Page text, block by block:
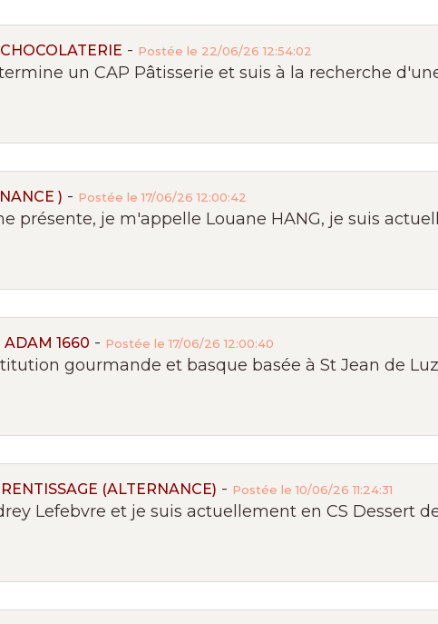
- Postée le 22/06/26 12:54:02
un CAP Pâtisserie et suis à la recherche
) - Postée le 17/06/26 12:00:42
présente, je m'appelle Louane HANG, je suis
ADAM 1660 - Postée le 17/06/26 12:00:40
gourmande et basque basée à St Jean de
(ALTERNANCE) - Postée le 10/06/26 11:24:31
Lefebvre et je suis actuellement en CS Dessert